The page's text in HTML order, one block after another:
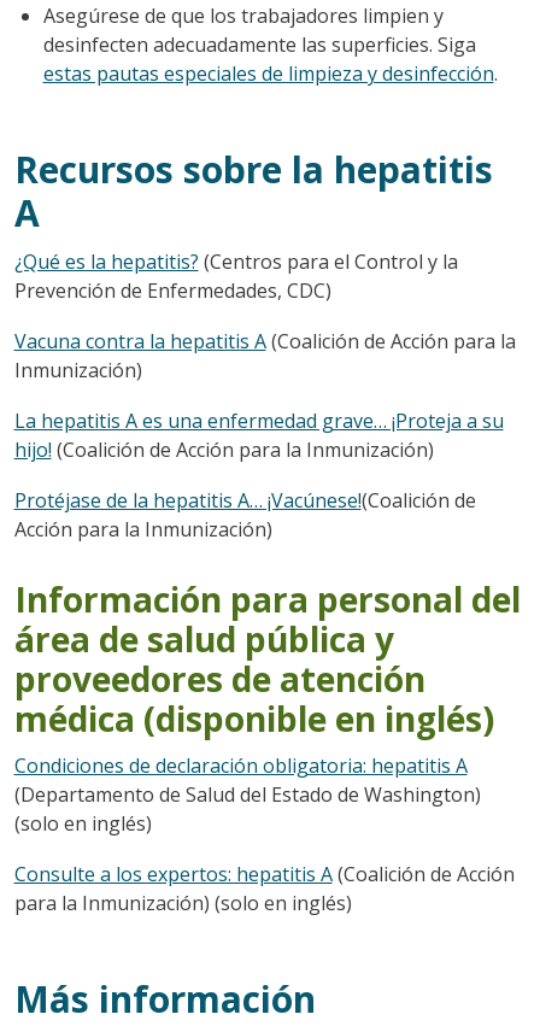
Asegúrese de que los trabajadores limpien y
desinfecten adecuadamente las superficies. Siga
estas pautas especiales de limpieza y desinfección.
Recursos sobre la hepatitis
A
¿Qué es la hepatitis? (Centros para el Control y la
Prevención de Enfermedades, CDC)
Vacuna contra la hepatitis A(Coalición de Acción para la
Inmunización)
La hepatitis A es una enfermedad grave… ¡Proteja a su
hijo! (Coalición de Acción para la Inmunización)
Protéjase de la hepatitis A… ¡Vacúnese!(Coalición de
Acción para la Inmunización)
Información para personal del
área de salud pública y
proveedores de atención
médica (disponible en inglés)
Condiciones de declaración obligatoria: hepatitis A
(Departamento de Salud del Estado de Washington)
(solo en inglés)
Consulte a los expertos: hepatitis A(Coalición de Acción
para la Inmunización) (solo en inglés)
Más información